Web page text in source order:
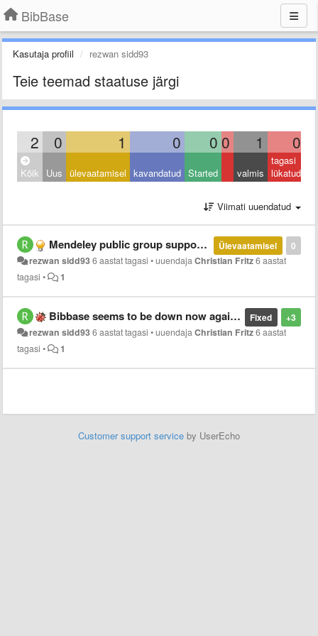
BibBase
Kasutaja profiil rezwan sidd93
Teie teemad staatuse järgi
2 0 1 0 0 0 1 0
Kõik Uus ülevaatamisel kavandatud Started valmis
tagasi
lükatud
Viimati uuendatud
0
Ülevaatamisel
Mendeley public group support ending??
rezwan sidd936 aastat tagasi •uuendajaChristian Fritz6 aastat
tagasi • 1
+3
Fixed
Bibbase seems to be down now again?
rezwan sidd936 aastat tagasi •uuendajaChristian Fritz6 aastat
tagasi • 1
Customer support service by UserEcho